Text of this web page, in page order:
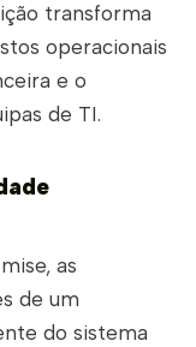
transforma
operacionais
e o
de TI.
as
de um
do sistema